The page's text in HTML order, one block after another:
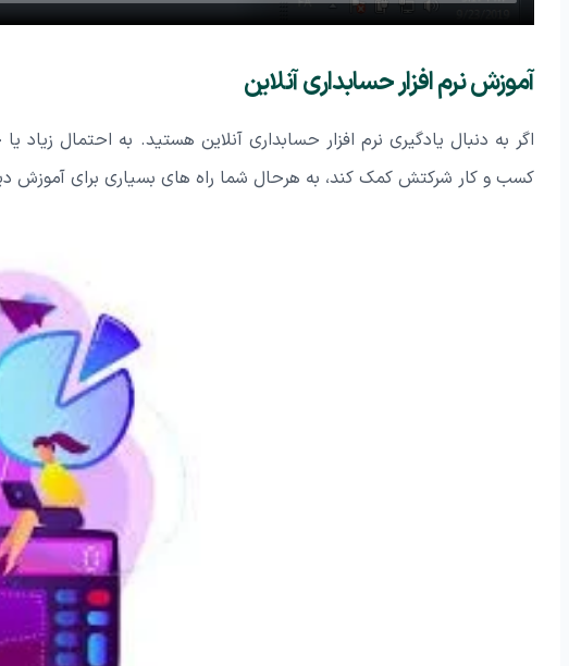
آموزش نرم افزار حسابداری آنلاین
اگر به دنبال یادگیری نرم افزار حسابداری آنلاین هستید. به احتمال زیاد
کسب و کار شرکتش کمک کند، به هرحال شما راه های بسیاری برای آموزش